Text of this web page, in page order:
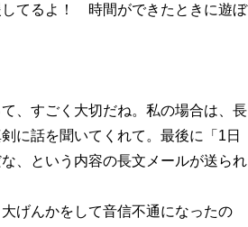
てるよ！ 時間ができたときに遊ぼ
、すごく大切だね。私の場合は、長
に話を聞いてくれて。最後に「1日
、という内容の長文メールが送られ
げんかをして音信不通になったの